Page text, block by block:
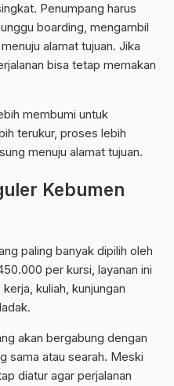
Penumpang harus
boarding, mengambil
alamat tujuan. Jika
bisa tetap memakan
membumi untuk
terukur, proses lebih
menuju alamat tujuan.
Kebumen
paling banyak dipilih oleh
per kursi, layanan ini
kuliah, kunjungan
akan bergabung dengan
sama atau searah. Meski
diatur agar perjalanan